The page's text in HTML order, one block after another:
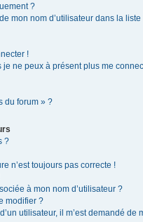
?
mon nom d’utilisateur dans la liste
!
ne peux à présent plus me
du forum » ?
?
n’est toujours pas correcte !
à mon nom d’utilisateur ?
modifier ?
utilisateur, il m’est demandé de